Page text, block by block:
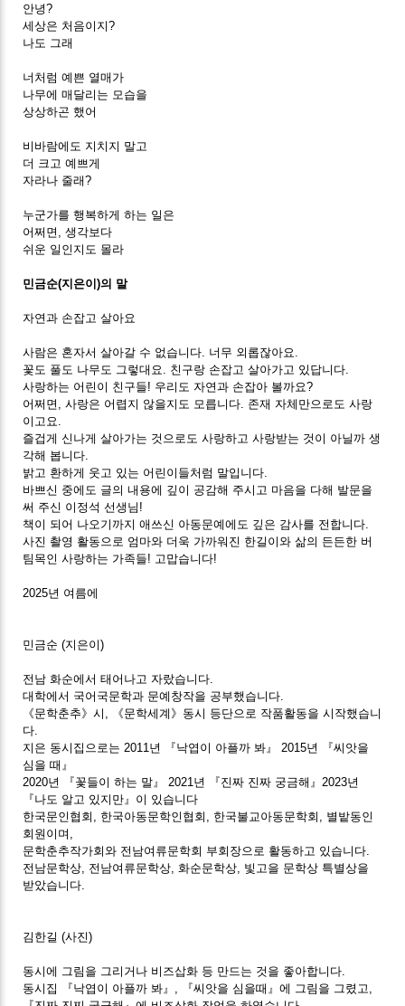
안녕?
세상은 처음이지?
나도 그래
너처럼 예쁜 열매가
나무에 매달리는 모습을
상상하곤 했어
비바람에도 지치지 말고
더 크고 예쁘게
자라나 줄래?
누군가를 행복하게 하는 일은
어쩌면, 생각보다
쉬운 일인지도 몰라
민금순(지은이)의 말
자연과 손잡고 살아요
사람은 혼자서 살아갈 수 없습니다. 너무 외롭잖아요.
꽃도 풀도 나무도 그렇대요. 친구랑 손잡고 살아가고 있답니다.
사랑하는 어린이 친구들! 우리도 자연과 손잡아 볼까요?
어쩌면, 사랑은 어렵지 않을지도 모릅니다. 존재 자체만으로도 사랑
이고요.
즐겁게 신나게 살아가는 것으로도 사랑하고 사랑받는 것이 아닐까 생
각해 봅니다.
밝고 환하게 웃고 있는 어린이들처럼 말입니다.
바쁘신 중에도 글의 내용에 깊이 공감해 주시고 마음을 다해 발문을
써 주신 이정석 선생님!
책이 되어 나오기까지 애쓰신 아동문예에도 깊은 감사를 전합니다.
사진 촬영 활동으로 엄마와 더욱 가까워진 한길이와 삶의 든든한 버
팀목인 사랑하는 가족들! 고맙습니다!
2025년 여름에
민금순 (지은이)
전남 화순에서 태어나고 자랐습니다.
대학에서 국어국문학과 문예창작을 공부했습니다.
《문학춘추》시, 《문학세계》동시 등단으로 작품활동을 시작했습니
다.
지은 동시집으로는 2011년 『낙엽이 아플까 봐』 2015년 『씨앗을
심을 때』
2020년 『꽃들이 하는 말』 2021년 『진짜 진짜 궁금해』2023년
『나도 알고 있지만』이 있습니다
한국문인협회, 한국아동문학인협회, 한국불교아동문학회, 별밭동인
회원이며,
문학춘추작가회와 전남여류문학회 부회장으로 활동하고 있습니다.
전남문학상, 전남여류문학상, 화순문학상, 빛고을 문학상 특별상을
받았습니다.
김한길 (사진)
동시에 그림을 그리거나 비즈삽화 등 만드는 것을 좋아합니다.
동시집 『낙엽이 아플까 봐』, 『씨앗을 심을때』에 그림을 그렸고,